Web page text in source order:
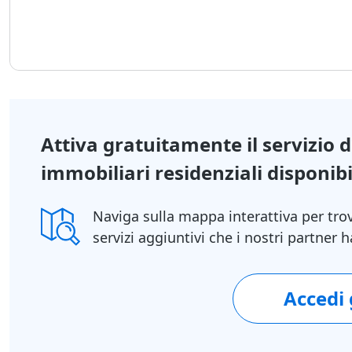
Attiva gratuitamente il servizio
immobiliari residenziali
Naviga sulla mappa interattiva per
servizi aggiuntivi che i nostri partner